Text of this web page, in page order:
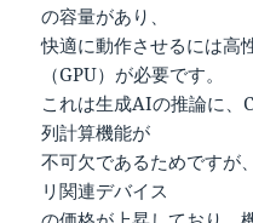
の容量があり、
快適に動作させるには高
（GPU）が必要です。
これは生成AIの推論に、
列計算機能が
不可欠であるためですが
リ関連デバイス